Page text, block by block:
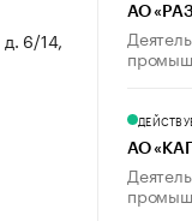
6/14,
АО
АО